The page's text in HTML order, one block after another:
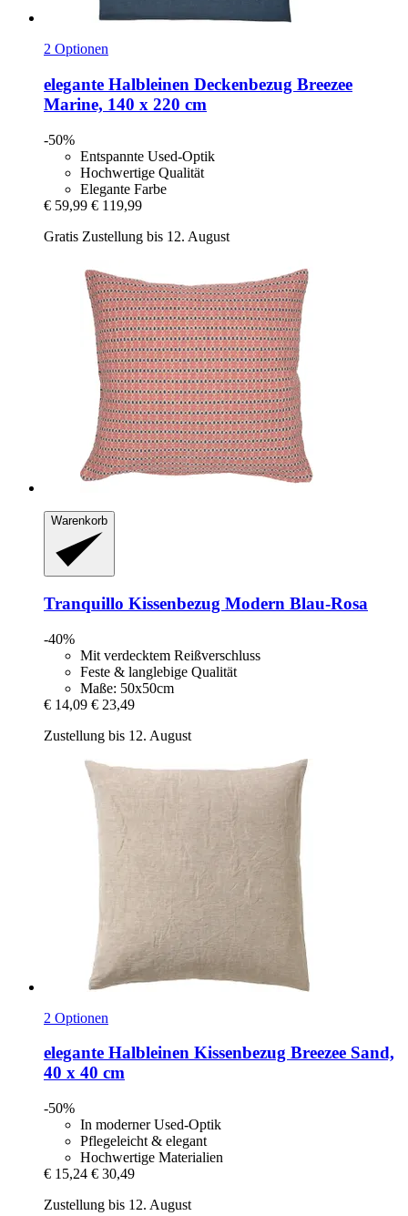
2 Optionen
elegante Halbleinen Deckenbezug Breezee
Marine, 140 x 220 cm
-50%
Entspannte Used-Optik
Hochwertige Qualität
Elegante Farbe
€ 59,99 € 119,99
Gratis Zustellung bis 12. August
Warenkorb
Tranquillo Kissenbezug Modern Blau-​Rosa
-40%
Mit verdecktem Reißverschluss
Feste & langlebige Qualität
Maße: 50x50cm
€ 14,09 € 23,49
Zustellung bis 12. August
2 Optionen
elegante Halbleinen Kissenbezug Breezee Sand,
40 x 40 cm
-50%
In moderner Used-Optik
Pflegeleicht & elegant
Hochwertige Materialien
€ 15,24 € 30,49
Zustellung bis 12. August